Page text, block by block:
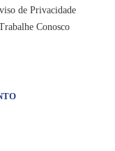
de Privacidade
Conosco